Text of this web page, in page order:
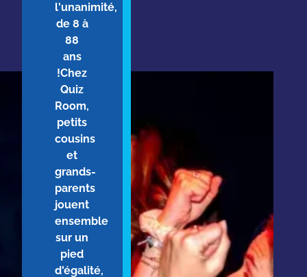
l'unanimité,
de 8 à
88
ans
!Chez
Quiz
Room,
petits
cousins
et
grands-
parents
jouent
ensemble
sur un
pied
d'égalité,